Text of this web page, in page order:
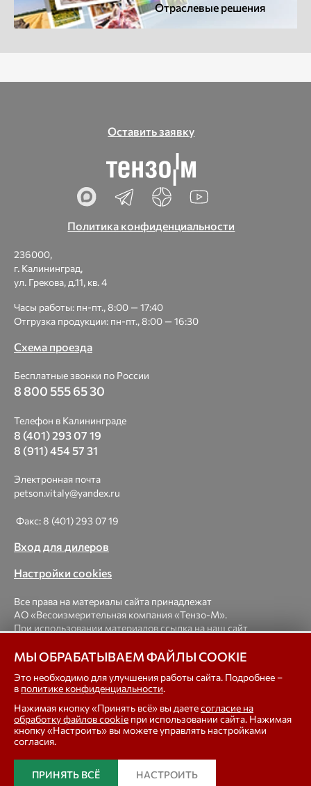
Отраслевые решения
Оставить заявку
Политика конфиденциальности
236000,
г. Калининград,
ул. Грекова, д.11, кв. 4
Часы работы: пн-пт., 8:00 — 17:40
Отгрузка продукции: пн-пт., 8:00 — 16:30
Схема проезда
Бесплатные звонки по России
8 800 555 65 30
Телефон в Калининграде
8 (401) 293 07 19
8 (911) 454 57 31
Электронная почта
petson.vitaly@yandex.ru
Факс: 8 (401) 293 07 19
Вход для дилеров
Настройки cookies
Все права на материалы сайта принадлежат
АО «Весоизмерительная компания «Тензо-М».
При использовании материалов ссылка на наш сайт
© 1998-2026 Весоизмерительная компания «Тензо-М» —
платформенные, крановые, вагонные, бункерные,
автомобильные весы, весовые дозаторы для фасовки,
тензодатчики
МЫ ОБРАБАТЫВАЕМ ФАЙЛЫ COOKIE
Это необходимо для улучшения работы сайта. Подробнее –
в политике конфиденциальности.
Нажимая кнопку «Принять всё» вы даетесогласие на
обработку файлов cookie при использовании сайта. Нажимая
кнопку «Настроить» вы можете управлять настройками
согласия.
ПРИНЯТЬ ВСЁ НАСТРОИТЬ